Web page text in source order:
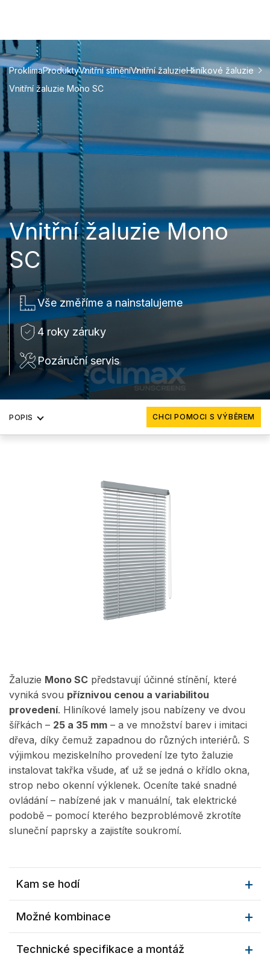
ProklimaProduktyVnitřní stíněníVnitřní žaluzieHliníkové žaluzie
Vnitřní žaluzie Mono SC
Vnitřní žaluzie Mono
SC
Vše změříme a nainstalujeme
4 roky záruky
Pozáruční servis
POPIS CHCI POMOCI S VÝBĚREM
Žaluzie Mono SC představují účinné stínění, které
vyniká svou příznivou cenou a variabilitou
provedení. Hliníkové lamely jsou nabízeny ve dvou
šířkách – 25 a 35 mm – a ve množství barev i imitaci
dřeva, díky čemuž zapadnou do různých interiérů. S
výjimkou meziskelního provedení lze tyto žaluzie
instalovat takřka všude, ať už se jedná o křídlo okna,
strop nebo okenní výklenek. Oceníte také snadné
ovládání – nabízené jak v manuální, tak elektrické
podobě – pomocí kterého bezproblémově zkrotíte
sluneční paprsky a zajistíte soukromí.
Kam se hodí
Možné kombinace
Technické specifikace a montáž